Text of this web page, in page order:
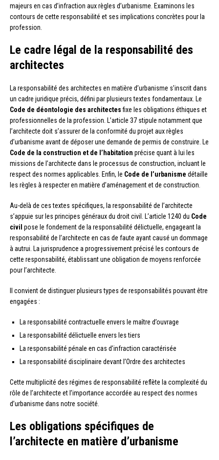
majeurs en cas d’infraction aux règles d’urbanisme. Examinons les
contours de cette responsabilité et ses implications concrètes pour la
profession.
Le cadre légal de la responsabilité des
architectes
La responsabilité des architectes en matière d’urbanisme s’inscrit dans
un cadre juridique précis, défini par plusieurs textes fondamentaux. Le
Code de déontologie des architectesfixe les obligations éthiques et
professionnelles de la profession. L’article 37 stipule notamment que
l’architecte doit s’assurer de la conformité du projet aux règles
d’urbanisme avant de déposer une demande de permis de construire. Le
Code de la construction et de l’habitation précise quant à lui les
missions de l’architecte dans le processus de construction, incluant le
respect des normes applicables. Enfin, le Code de l’urbanisme détaille
les règles à respecter en matière d’aménagement et de construction.
Au-delà de ces textes spécifiques, la responsabilité de l’architecte
s’appuie sur les principes généraux du droit civil. L’article 1240 du Code
civil pose le fondement de la responsabilité délictuelle, engageant la
responsabilité de l’architecte en cas de faute ayant causé un dommage
à autrui. La jurisprudence a progressivement précisé les contours de
cette responsabilité, établissant une obligation de moyens renforcée
pour l’architecte.
Il convient de distinguer plusieurs types de responsabilités pouvant être
engagées :
La responsabilité contractuelle envers le maître d’ouvrage
La responsabilité délictuelle envers les tiers
La responsabilité pénale en cas d’infraction caractérisée
La responsabilité disciplinaire devant l’Ordre des architectes
Cette multiplicité des régimes de responsabilité reflète la complexité du
rôle de l’architecte et l’importance accordée au respect des normes
d’urbanisme dans notre société.
Les obligations spécifiques de
l’architecte en matière d’urbanisme